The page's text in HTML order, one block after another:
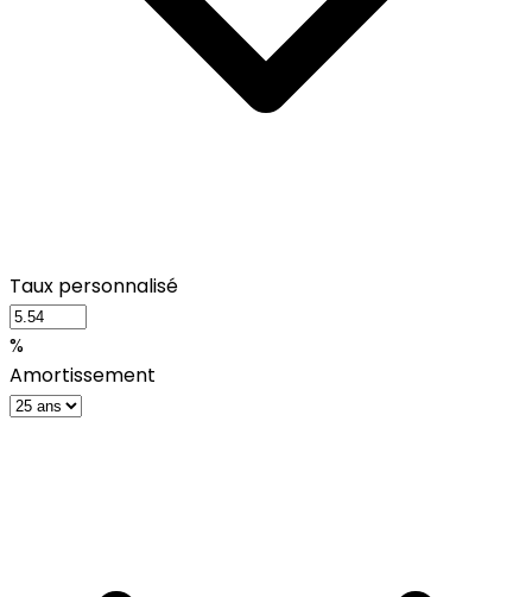
Taux personnalisé
%
Amortissement